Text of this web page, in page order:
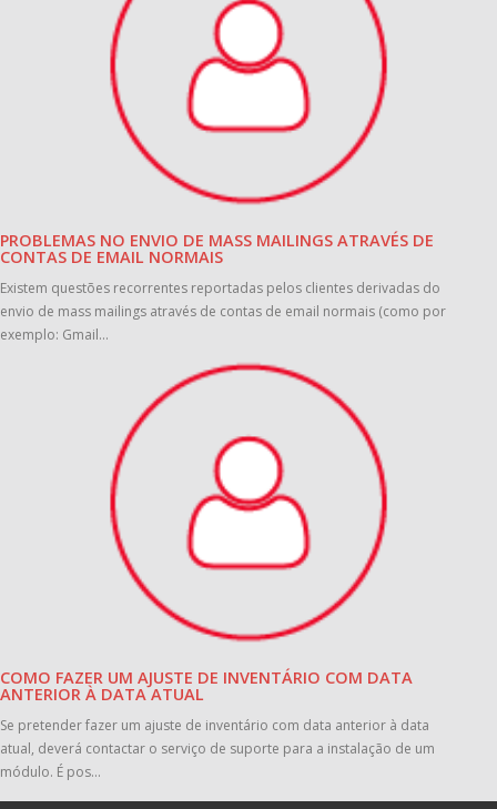
PROBLEMAS NO ENVIO DE MASS MAILINGS ATRAVÉS DE
CONTAS DE EMAIL NORMAIS
Existem questões recorrentes reportadas pelos clientes derivadas do
envio de mass mailings através de contas de email normais (como por
exemplo: Gmail...
COMO FAZER UM AJUSTE DE INVENTÁRIO COM DATA
ANTERIOR À DATA ATUAL
Se pretender fazer um ajuste de inventário com data anterior à data
atual, deverá contactar o serviço de suporte para a instalação de um
módulo. É pos...